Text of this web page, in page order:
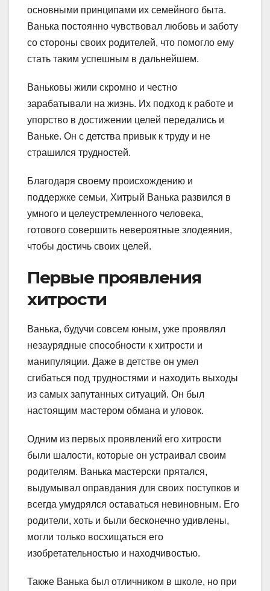
основными принципами их семейного быта.
Ванька постоянно чувствовал любовь и заботу
со стороны своих родителей, что помогло ему
стать таким успешным в дальнейшем.
Ваньковы жили скромно и честно
зарабатывали на жизнь. Их подход к работе и
упорство в достижении целей передались и
Ваньке. Он с детства привык к труду и не
страшился трудностей.
Благодаря своему происхождению и
поддержке семьи, Хитрый Ванька развился в
умного и целеустремленного человека,
готового совершить невероятные злодеяния,
чтобы достичь своих целей.
Первые проявления
хитрости
Ванька, будучи совсем юным, уже проявлял
незаурядные способности к хитрости и
манипуляции. Даже в детстве он умел
сгибаться под трудностями и находить выходы
из самых запутанных ситуаций. Он был
настоящим мастером обмана и уловок.
Одним из первых проявлений его хитрости
были шалости, которые он устраивал своим
родителям. Ванька мастерски прятался,
выдумывал оправдания для своих поступков и
всегда умудрялся оставаться невиновным. Его
родители, хоть и были бесконечно удивлены,
могли только восхищаться его
изобретательностью и находчивостью.
Также Ванька был отличником в школе, но при